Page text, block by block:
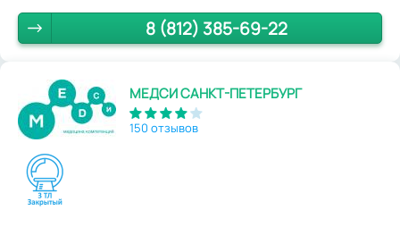
8 (812) 385-69-22
МЕДСИ САНКТ-ПЕТЕРБУРГ
150 отзывов